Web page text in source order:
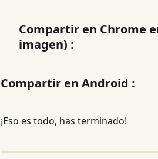
Compartir en Chrome
imagen) :
Compartir en Android :
¡Eso es todo, has terminado!